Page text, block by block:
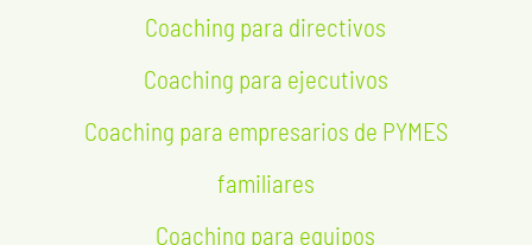
Coaching para directivos
Coaching para ejecutivos
Coaching para empresarios de PYMES
familiares
Coaching para equipos